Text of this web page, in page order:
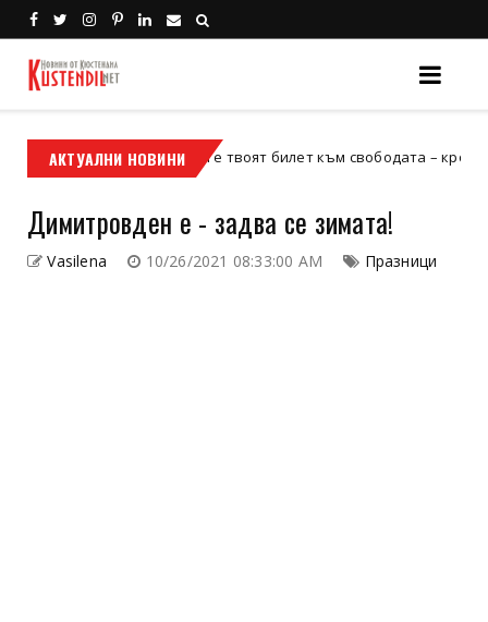
АКТУАЛНИ НОВИНИ
мотор Кой е твоят билет към свободата – кросовият
Димитровден е - задва се зимата!
Vasilena 10/26/2021 08:33:00 AM Празници